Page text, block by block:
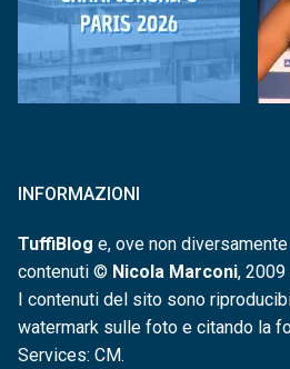
INFORMAZIONI
TuffiBlog e, ove non
contenuti © Nicola Marconi, 2009
I contenuti del sito sono
watermark sulle foto e citando la
Services: CM.